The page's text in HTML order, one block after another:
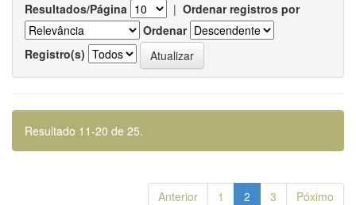
Resultados/Página | Ordenar registros por
Ordenar
Registro(s)
Resultado 11-20 de 25.
Anterior 1 2 3 Póximo